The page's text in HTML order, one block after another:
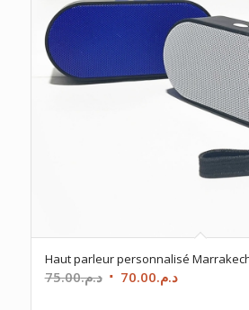
Haut parleur personnalisé
د.م.75.00
Le
د.م.70.00
Le